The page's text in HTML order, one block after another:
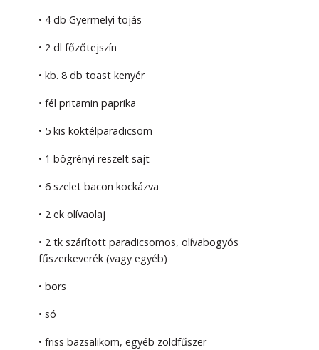
• 4 db Gyermelyi tojás
• 2 dl főzőtejszín
• kb. 8 db toast kenyér
• fél pritamin paprika
• 5 kis koktélparadicsom
• 1 bögrényi reszelt sajt
• 6 szelet bacon kockázva
• 2 ek olívaolaj
• 2 tk szárított paradicsomos, olívabogyós
fűszerkeverék (vagy egyéb)
• bors
• só
• friss bazsalikom, egyéb zöldfűszer